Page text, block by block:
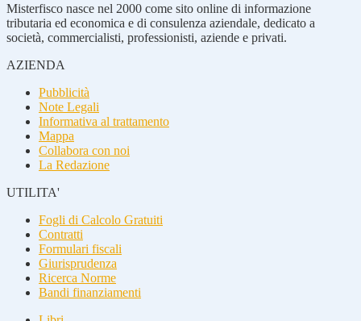
Misterfisco nasce nel 2000 come sito online di informazione
tributaria ed economica e di consulenza aziendale, dedicato a
società, commercialisti, professionisti, aziende e privati.
AZIENDA
Pubblicità
Note Legali
Informativa al trattamento
Mappa
Collabora con noi
La Redazione
UTILITA'
Fogli di Calcolo Gratuiti
Contratti
Formulari fiscali
Giurisprudenza
Ricerca Norme
Bandi finanziamenti